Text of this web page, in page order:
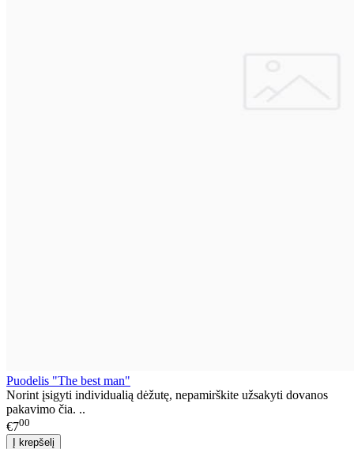
Puodelis "The best man"
Norint įsigyti individualią dėžutę, nepamirškite užsakyti dovanos
pakavimo čia. ..
€700